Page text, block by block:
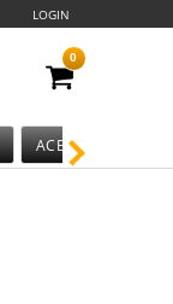
LOGIN
0
ACESSÓRIOS